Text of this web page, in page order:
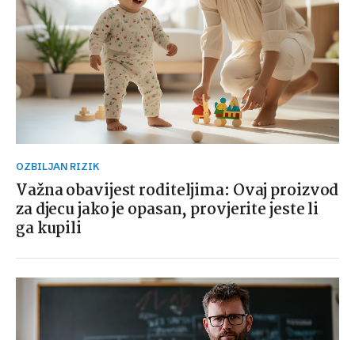
OZBILJAN RIZIK
Važna obavijest roditeljima: Ovaj proizvod
za djecu jako je opasan, provjerite jeste li
ga kupili